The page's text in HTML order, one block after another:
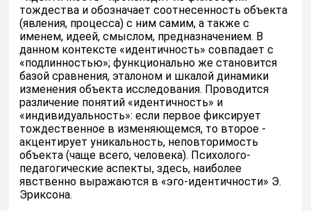
тождества и обозначает соотнесенность объекта
(явления, процесса) с ним самим, а также с
именем, идеей, смыслом, предназначением. В
данном контексте «идентичность» совпадает с
«подлинностью»; функционально же становится
базой сравнения, эталоном и шкалой динамики
изменения объекта исследования. Проводится
различение понятий «идентичность» и
«индивидуальность»: если первое фиксирует
тождественное в изменяющемся, то второе -
акцентирует уникальность, неповторимость
объекта (чаще всего, человека). Психолого-
педагогические аспекты, здесь, наиболее
явственно выражаются в «эго-идентичности» Э.
Эриксона.